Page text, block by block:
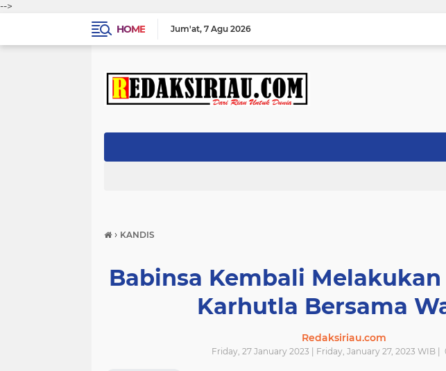
-->
HOME
Jum'at 7 Agu 2026
› KANDIS
Babinsa Kembali
Karhutla Bersama
Redaksiriau.com
Friday, 27 January 2023 | Friday, January 27, 2023 WIB |